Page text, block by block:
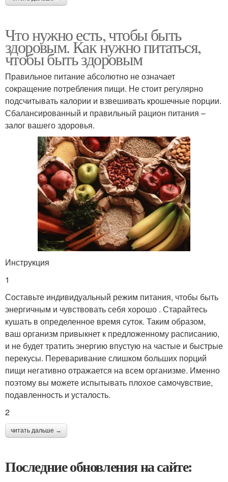
Что нужно есть, чтобы быть
здоровым. Как нужно питаться,
чтобы быть здоровым
Правильное питание абсолютно не означает
сокращение потребления пищи. Не стоит регулярно
подсчитывать калории и взвешивать крошечные порции.
Сбалансированный и правильный рацион питания –
залог вашего здоровья.
Инструкция
1
Составьте индивидуальный режим питания, чтобы быть
энергичным и чувствовать себя хорошо . Старайтесь
кушать в определенное время суток. Таким образом,
ваш организм привыкнет к предложенному расписанию,
и не будет тратить энергию впустую на частые и быстрые
перекусы. Переваривание слишком больших порций
пищи негативно отражается на всем организме. Именно
поэтому вы можете испытывать плохое самочувствие,
подавленность и усталость.
2
читать дальше →
Последние обновления на сайте: